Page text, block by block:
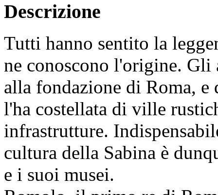
Descrizione
Tutti hanno sentito la
ne conoscono l'origine. Gli
alla fondazione di Roma, e
l'ha costellata di ville
infrastrutture.
cultura della Sabina è
e i suoi musei.